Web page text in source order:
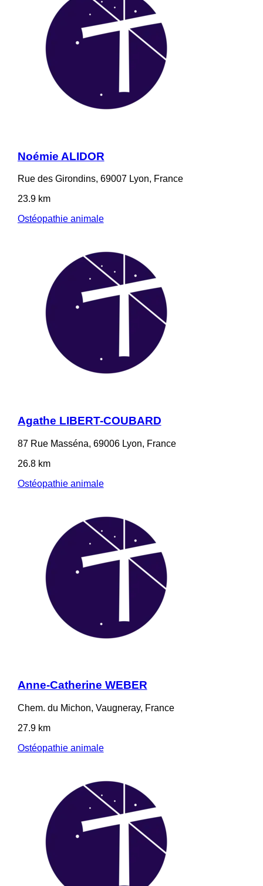
Noémie ALIDOR
Rue des Girondins, 69007 Lyon, France
23.9 km
Ostéopathie animale
Agathe LIBERT-COUBARD
87 Rue Masséna, 69006 Lyon, France
26.8 km
Ostéopathie animale
Anne-Catherine WEBER
Chem. du Michon, Vaugneray, France
27.9 km
Ostéopathie animale